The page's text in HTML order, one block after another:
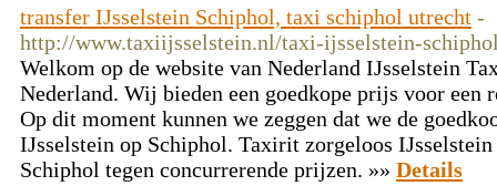
transfer IJsselstein Schiphol, taxi schiphol utrecht -
http://www.taxiijsselstein.nl/taxi-ijsselstein-
Welkom op de website van Nederland IJsselstein
Nederland. Wij bieden een goedkope prijs voor een
Op dit moment kunnen we zeggen dat we de
IJsselstein op Schiphol. Taxirit zorgeloos
Schiphol tegen concurrerende prijzen. »» Details